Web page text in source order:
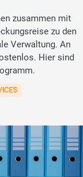
zusammen mit
zu den
Verwaltung. An
Hier sind